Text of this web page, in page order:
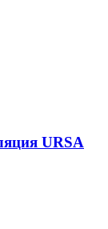
URSA